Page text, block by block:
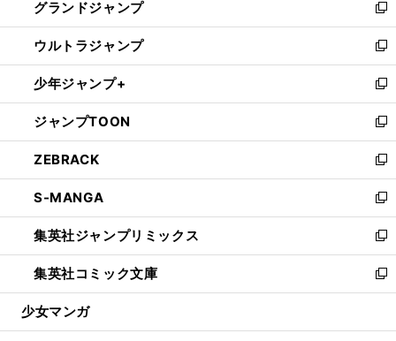
で
開
く
ド
ウ
で
開
く
ィ
ン
ド
ウ
で
開
く
い
ウ
ィ
ン
ド
ウ
で
開
く
グランドジャンプ
新
し
い
ウ
ィ
ン
ド
ウ
で
開
く
ウルトラジャンプ
新
し
い
ウ
ィ
ン
ド
ウ
で
開
く
少年ジャンプ+
新
し
い
ウ
ィ
ン
ド
ウ
で
開
く
ジャンプTOON
新
し
い
ウ
ィ
ン
ド
ウ
で
開
ZEBRACK
新
し
い
ウ
ィ
ン
ド
ウ
開
S-MANGA
新
し
い
ウ
ィ
ン
ウ
集英社ジャンプリミックス
新
し
い
ウ
ン
集英社コミック文庫
新
し
ウ
少女マンガ